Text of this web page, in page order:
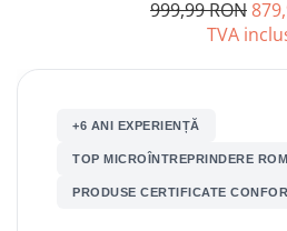
Land Rover
Rame adaptoare Kia
Rame adaptoare Alfa Romeo
Rame adaptoare Nissan
999,99 RON
TVA
+6 ANI EXPERIENȚĂ
TOP MICROÎNTREPRINDERE
PRODUSE CERTIFICATE